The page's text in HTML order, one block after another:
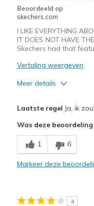
Beoordeeld op
skechers.com
I LIKE EVERYTHING
IT DOES NOT HAVE
Skechers had that
Vertaling weergeven
Meer details
Breathe Well
Comfortable
Laatste regel Ja, ik
Was deze
1 6
Markeer deze
4